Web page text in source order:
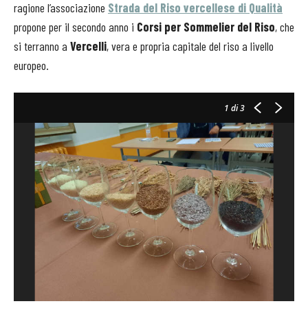
ragione l’associazione Strada del Riso vercellese di Qualità
propone per il secondo anno i Corsi per Sommelier del Riso, che
si terranno a Vercelli, vera e propria capitale del riso a livello
europeo.
1 di 3